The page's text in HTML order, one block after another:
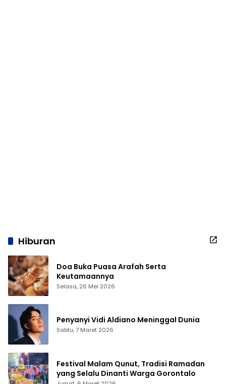
Hiburan
Doa Buka Puasa Arafah Serta
Keutamaannya
Selasa, 26 Mei 2026
Penyanyi Vidi Aldiano Meninggal Dunia
Sabtu, 7 Maret 2026
Festival Malam Qunut, Tradisi Ramadan
yang Selalu Dinanti Warga Gorontalo